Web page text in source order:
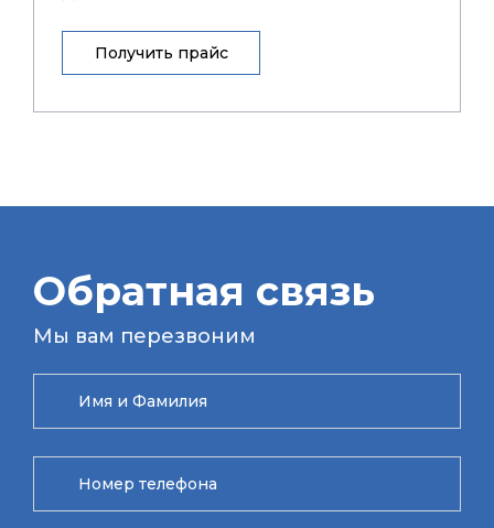
Получить прайс
Обратная связь
Мы вам перезвоним